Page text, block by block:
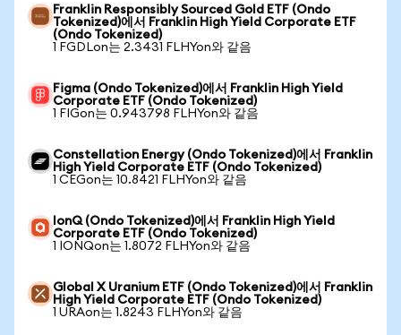
Franklin Responsibly Sourced Gold ETF (Ondo
Tokenized)에서 Franklin High Yield Corporate ETF
(Ondo Tokenized)
1 FGDLon는 2.3431 FLHYon와 같음
Figma (Ondo Tokenized)에서 Franklin High Yield
Corporate ETF (Ondo Tokenized)
1 FIGon는 0.943798 FLHYon와 같음
Constellation Energy (Ondo Tokenized)에서 Franklin
High Yield Corporate ETF (Ondo Tokenized)
1 CEGon는 10.8421 FLHYon와 같음
IonQ (Ondo Tokenized)에서 Franklin High Yield
Corporate ETF (Ondo Tokenized)
1 IONQon는 1.8072 FLHYon와 같음
Global X Uranium ETF (Ondo Tokenized)에서 Franklin
High Yield Corporate ETF (Ondo Tokenized)
1 URAon는 1.8243 FLHYon와 같음